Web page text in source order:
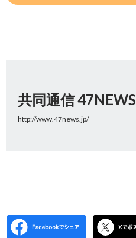
共同通信 47NEWS
http://www.47news.jp/